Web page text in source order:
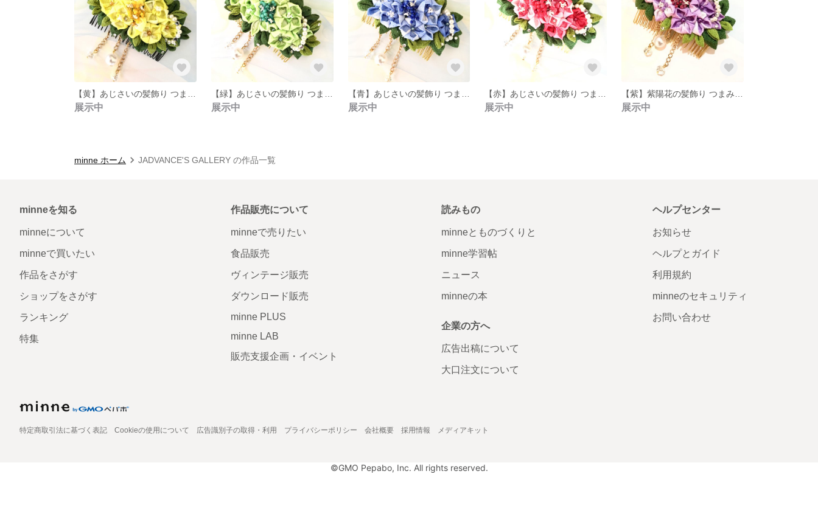
展示中 展示中 展示中 展示中 展示中
minne ホーム JADVANCE'S GALLERY の作品一覧
minneを知る
minneについて
minneで買いたい
作品をさがす
ショップをさがす
ランキング
特集
作品販売について
minneで売りたい
食品販売
ヴィンテージ販売
ダウンロード販売
minne PLUS
minne LAB
販売支援企画・イベント
読みもの
minneとものづくりと
minne学習帖
ニュース
minneの本
企業の方へ
広告出稿について
大口注文について
ヘルプセンター
お知らせ
ヘルプとガイド
利用規約
minneのセキュリティ
お問い合わせ
特定商取引法に基づく表記 Cookieの使用について 広告識別子の取得・利用 プライバシーポリシー 会社概要 採用情報 メディアキット
©GMO Pepabo, Inc. All rights reserved.